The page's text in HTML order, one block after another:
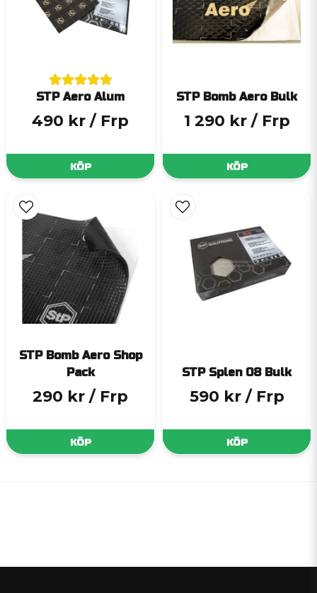
STP Aero Alum
490 kr / Frp
KÖP
STP Bomb Aero Bulk
1 290 kr / Frp
KÖP
STP Bomb Aero Shop
Pack
290 kr / Frp
KÖP
STP Splen 08 Bulk
590 kr / Frp
KÖP